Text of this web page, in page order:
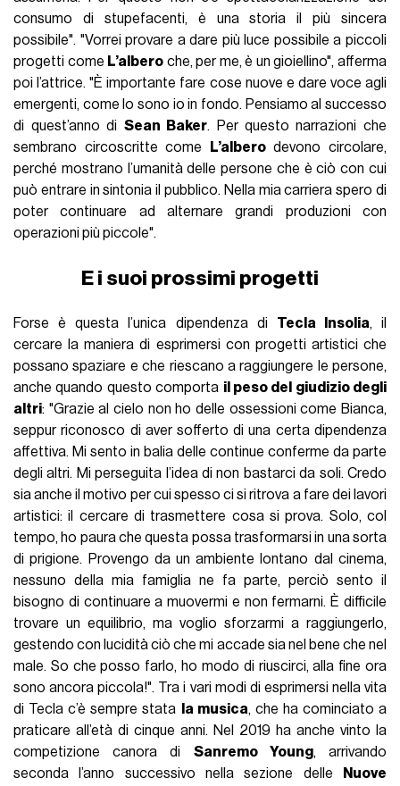
consumo di stupefacenti, è una storia il più sincera
possibile". "Vorrei provare a dare più luce possibile a piccoli
progetti come L’albero che, per me, è un gioiellino", afferma
poi l’attrice. "È importante fare cose nuove e dare voce agli
emergenti, come lo sono io in fondo. Pensiamo al successo
di quest’anno di Sean Baker. Per questo narrazioni che
sembrano circoscritte come
L’alberodevono circolare,
perché mostrano l’umanità delle persone che è ciò con cui
può entrare in sintonia il pubblico. Nella mia carriera spero di
poter continuare ad alternare grandi produzioni con
operazioni più piccole".
E i suoi prossimi progetti
Forse è questa l’unica dipendenza di Tecla Insolia, il
cercare la maniera di esprimersi con progetti artistici che
possano spaziare e che riescano a raggiungere le persone,
anche quando questo comporta il peso del giudizio degli
altri: "Grazie al cielo non ho delle ossessioni come Bianca,
seppur riconosco di aver sofferto di una certa dipendenza
affettiva. Mi sento in balia delle continue conferme da parte
degli altri. Mi perseguita l’idea di non bastarci da soli. Credo
sia anche il motivo per cui spesso ci si ritrova a fare dei lavori
artistici: il cercare di trasmettere cosa si prova. Solo, col
tempo, ho paura che questa possa trasformarsi in una sorta
di prigione. Provengo da un ambiente lontano dal cinema,
nessuno della mia famiglia ne fa parte, perciò sento il
bisogno di continuare a muovermi e non fermarni. È difficile
trovare un equilibrio, ma voglio sforzarmi a raggiungerlo,
gestendo con lucidità ciò che mi accade sia nel bene che nel
male. So che posso farlo, ho modo di riuscirci, alla fine ora
sono ancora piccola!". Tra i vari modi di esprimersi nella vita
di Tecla c’è sempre stata
la musica, che ha cominciato a
praticare all’età di cinque anni. Nel 2019 ha anche vinto la
competizione canora di Sanremo Young, arrivando
seconda l’anno successivo nella sezione delle
Nuove